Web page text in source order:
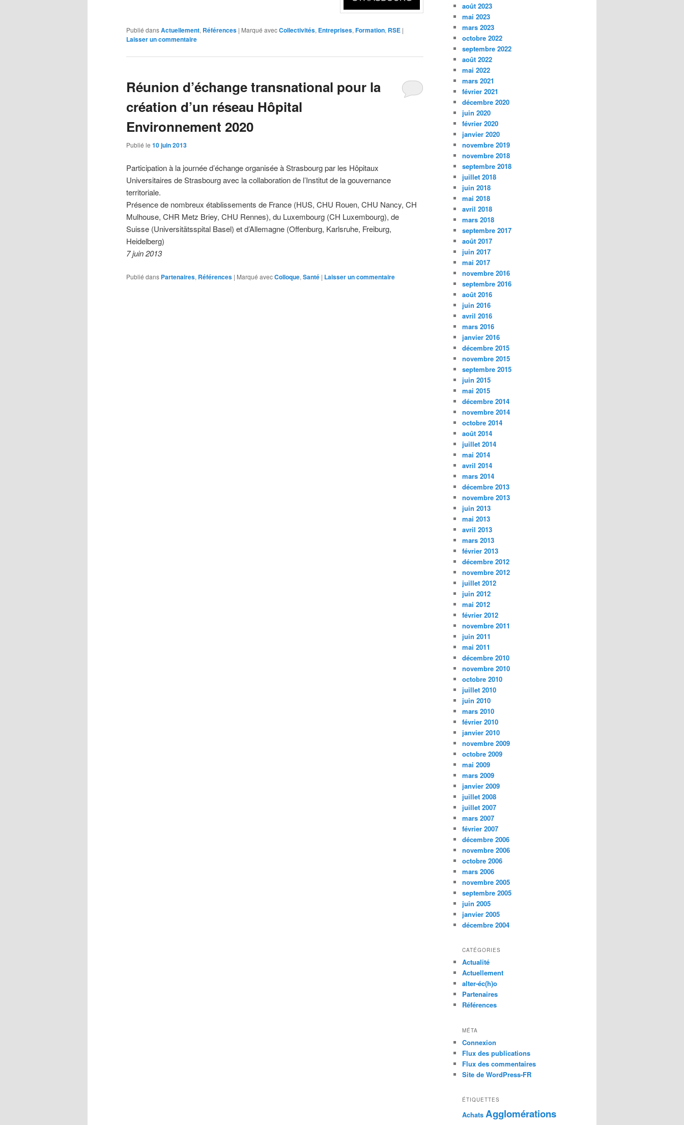
Publié dansActuellement, Références | Marqué avecCollectivités, Entreprises, Formation, RSE |
Laisser un commentaire
Réunion d’échange transnational pour la
création d’un réseau Hôpital
Environnement 2020
Publié le 10 juin 2013
Participation à la journée d’échange organisée à Strasbourg par les Hôpitaux
Universitaires de Strasbourg avec la collaboration de l’Institut de la gouvernance
territoriale.
Présence de nombreux établissements de France (HUS, CHU Rouen, CHU Nancy, CH
Mulhouse, CHR Metz Briey, CHU Rennes), du Luxembourg (CH Luxembourg), de
Suisse (Universitätsspital Basel) et d’Allemagne (Offenburg, Karlsruhe, Freiburg,
Heidelberg)
7 juin 2013
Publié dans Partenaires, Références | Marqué avecColloque, Santé | Laisser un commentaire
août 2023
mai 2023
mars 2023
octobre 2022
septembre 2022
août 2022
mai 2022
mars 2021
février 2021
décembre 2020
juin 2020
février 2020
janvier 2020
novembre 2019
novembre 2018
septembre 2018
juillet 2018
juin 2018
mai 2018
avril 2018
mars 2018
septembre 2017
août 2017
juin 2017
mai 2017
novembre 2016
septembre 2016
août 2016
juin 2016
avril 2016
mars 2016
janvier 2016
décembre 2015
novembre 2015
septembre 2015
juin 2015
mai 2015
décembre 2014
novembre 2014
octobre 2014
août 2014
juillet 2014
mai 2014
avril 2014
mars 2014
décembre 2013
novembre 2013
juin 2013
mai 2013
avril 2013
mars 2013
février 2013
décembre 2012
novembre 2012
juillet 2012
juin 2012
mai 2012
février 2012
novembre 2011
juin 2011
mai 2011
décembre 2010
novembre 2010
octobre 2010
juillet 2010
juin 2010
mars 2010
février 2010
janvier 2010
novembre 2009
octobre 2009
mai 2009
mars 2009
janvier 2009
juillet 2008
juillet 2007
mars 2007
février 2007
décembre 2006
novembre 2006
octobre 2006
mars 2006
novembre 2005
septembre 2005
juin 2005
janvier 2005
décembre 2004
CATÉGORIES
Actualité
Actuellement
alter-éc(h)o
Partenaires
Références
MÉTA
Connexion
Flux des publications
Flux des commentaires
Site de WordPress-FR
ÉTIQUETTES
Achats Agglomérations